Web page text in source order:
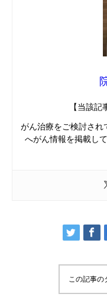
【当該
がん治療をご検討され
へがん情報を掲載し
この記事